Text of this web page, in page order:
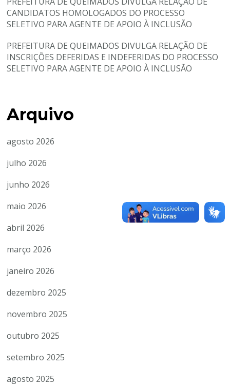
CANDIDATOS HOMOLOGADOS DO PROCESSO
SELETIVO PARA AGENTE DE APOIO À INCLUSÃO
PREFEITURA DE QUEIMADOS DIVULGA RELAÇÃO DE
INSCRIÇÕES DEFERIDAS E INDEFERIDAS DO PROCESSO
SELETIVO PARA AGENTE DE APOIO À INCLUSÃO
Arquivo
agosto 2026
julho 2026
junho 2026
maio 2026
abril 2026
março 2026
janeiro 2026
dezembro 2025
novembro 2025
outubro 2025
setembro 2025
agosto 2025